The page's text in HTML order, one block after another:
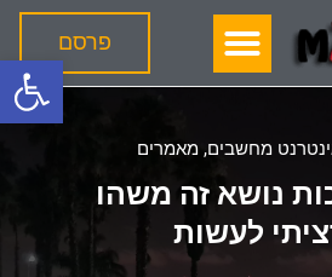
פרסם
מחשבים, מאמרים
נושא זה משהו
לעשות